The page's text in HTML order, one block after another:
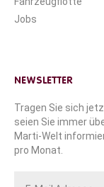
Jobs
NEWSLETTER
Tragen Sie sich
seien Sie immer
Marti-Welt
pro Monat.